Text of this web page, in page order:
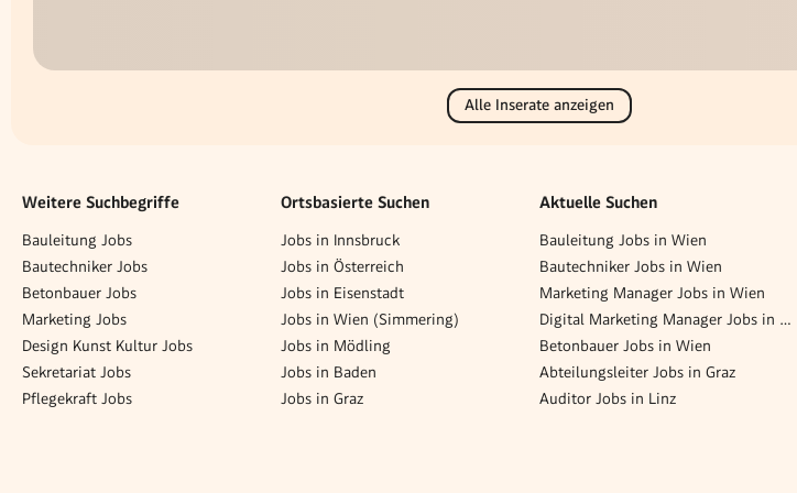
Alle Inserate anzeigen
Weitere Suchbegriffe
Bauleitung Jobs
Bautechniker Jobs
Betonbauer Jobs
Marketing Jobs
Design Kunst Kultur Jobs
Sekretariat Jobs
Pflegekraft Jobs
Ortsbasierte Suchen
Jobs in Innsbruck
Jobs in Österreich
Jobs in Eisenstadt
Jobs in Wien (Simmering)
Jobs in Mödling
Jobs in Baden
Jobs in Graz
Aktuelle Suchen
Bauleitung Jobs in Wien
Bautechniker Jobs in Wien
Marketing Manager Jobs in Wien
Digital Marketing Manager Jobs in Wien
Betonbauer Jobs in Wien
Abteilungsleiter Jobs in Graz
Auditor Jobs in Linz